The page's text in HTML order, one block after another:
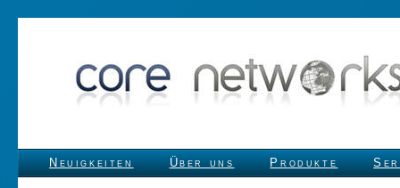
Neuigkeiten Über uns Produkte